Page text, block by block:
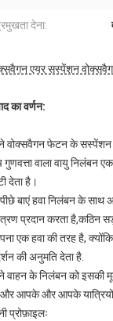
देना:
एयर सस्पेंशन
का वर्णन:
वोक्सवैगन फेटन के सस्पेंशन
गुणवत्ता वाला वायु
देता है।
बाएं हवा निलंबन के
प्रदान करता है,कठिन
एक हवा की तरह है,
की अनुमति देता है.
वाहन के निलंबन को इसकी
आपके और आपके यात्रियों
प्रोफ़ाइलः